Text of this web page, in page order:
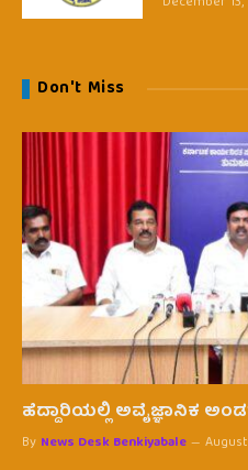
Don't Miss
ಹೆದ್ದಾರಿಯಲ್ಲಿ ಅವೈಜ್ಞಾನಿಕ
By News Desk Benkiyabale